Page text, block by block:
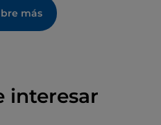
más
interesar